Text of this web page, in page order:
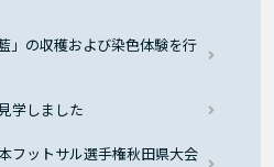
」の収穫および染色体験を行
学しました
フットサル選手権秋田県大会